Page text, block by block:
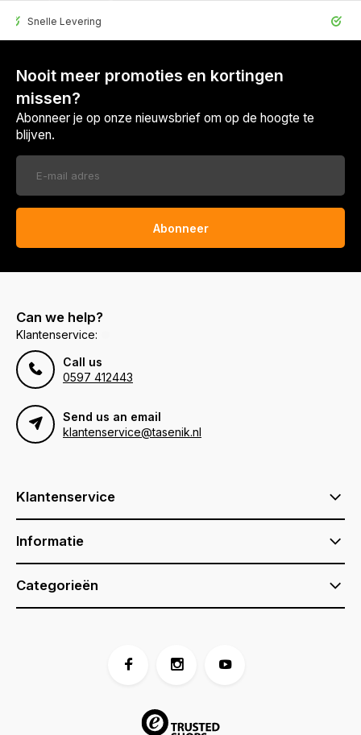
Levering 30
Nooit meer promoties en kortingen
missen?
Abonneer je op onze nieuwsbrief om op de hoogte te
blijven.
Abonneer
Can we help?
Klantenservice:
Call us
0597 412443
Send us an email
klantenservice@tasenik.nl
Klantenservice
Informatie
Categorieën